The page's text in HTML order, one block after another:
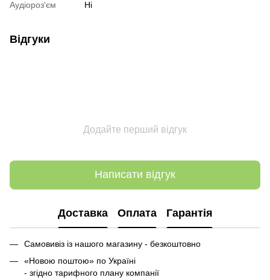
Аудіороз'єм
Ні
Відгуки
Додайте перший відгук
Написати відгук
Доставка Оплата Гарантія
Самовивіз із нашого магазину - безкоштовно
«Новою поштою» по Україні
- згідно тарифного плану компанії